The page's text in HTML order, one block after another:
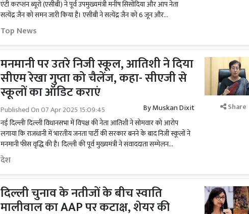
एंटी करप्शन ब्यूरो (एसीबी) ने पूर्व उपमुख्यमंत्री मनीष सिसोदिया और आप नेता
सत्येंद्र जैन को समन जारी किया है। एसीबी ने सत्येंद्र जैन को 6 जून और...
Top News
मनमानी पर उतरे निजी स्कूल, आतिशी ने दिया
सीएम रेखा गुप्ता को चैलेंज, कहा- सीएजी से
स्कूलों का ऑडिट कराएं
Published On07 Apr 2025 15:09:45 ByMuskan Dixit
नई दिल्लीः दिल्ली विधानसभा में विपक्ष की नेता आतिशी ने सोमवार को आरोप
लगाया कि राजधानी में भारतीय जनता पार्टी की सरकार बनने के बाद निजी स्कूलों ने
मनमानी फीस वृद्धि की है। दिल्ली की पूर्व मुख्यमंत्री ने संवाददाता सम्मेलन...
देश
Share
दिल्ली चुनाव के नतीजों के बीच स्वाति
मालीवाल का AAP पर कटाक्ष, शेयर की